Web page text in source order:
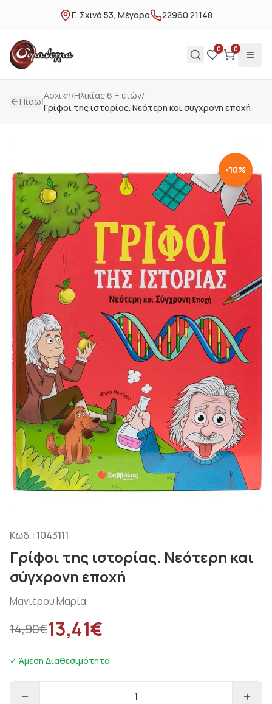
Γ. Σχινά 53, Μέγαρα 22960 21148
0 0
Πίσω|Αρχική/Ηλικίας 6 + ετών/
Γρίφοι της ιστορίας. Νεότερη και σύγχρονη εποχή
-10%
Κωδ.: 1043111
Γρίφοι της ιστορίας. Νεότερη και
σύγχρονη εποχή
Μανιέρου Μαρία
14,90€13,41€
✓ Άμεση Διαθεσιμότητα
1